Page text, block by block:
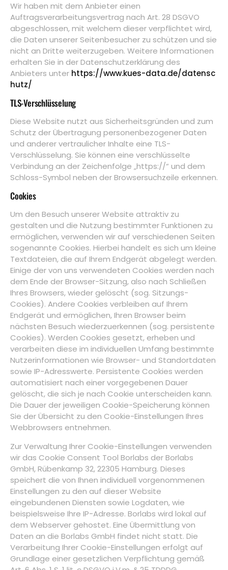
Wir haben mit dem Anbieter einen
Auftragsverarbeitungsvertrag nach Art. 28 DSGVO
abgeschlossen, mit welchem dieser verpflichtet wird,
die Daten unserer Seitenbesucher zu schützen und sie
nicht an Dritte weiterzugeben. Weitere Informationen
erhalten Sie in der Datenschutzerklärung des
Anbieters unter https://www.kues-data.de/datensc
hutz/
TLS-Verschlüsselung
Diese Website nutzt aus Sicherheitsgründen und zum
Schutz der Übertragung personenbezogener Daten
und anderer vertraulicher Inhalte eine TLS-
Verschlüsselung. Sie können eine verschlüsselte
Verbindung an der Zeichenfolge „https://“ und dem
Schloss-Symbol neben der Browsersuchzeile erkennen.
Cookies
Um den Besuch unserer Website attraktiv zu
gestalten und die Nutzung bestimmter Funktionen zu
ermöglichen, verwenden wir auf verschiedenen Seiten
sogenannte Cookies. Hierbei handelt es sich um kleine
Textdateien, die auf Ihrem Endgerät abgelegt werden.
Einige der von uns verwendeten Cookies werden nach
dem Ende der Browser-Sitzung, also nach Schließen
Ihres Browsers, wieder gelöscht (sog. Sitzungs-
Cookies). Andere Cookies verbleiben auf Ihrem
Endgerät und ermöglichen, Ihren Browser beim
nächsten Besuch wiederzuerkennen (sog. persistente
Cookies). Werden Cookies gesetzt, erheben und
verarbeiten diese im individuellen Umfang bestimmte
Nutzerinformationen wie Browser- und Standortdaten
sowie IP-Adresswerte. Persistente Cookies werden
automatisiert nach einer vorgegebenen Dauer
gelöscht, die sich je nach Cookie unterscheiden kann.
Die Dauer der jeweiligen Cookie-Speicherung können
Sie der Übersicht zu den Cookie-Einstellungen Ihres
Webbrowsers entnehmen.
Zur Verwaltung Ihrer Cookie-Einstellungen verwenden
wir das Cookie Consent Tool Borlabs der Borlabs
GmbH, Rübenkamp 32, 22305 Hamburg. Dieses
speichert die von Ihnen individuell vorgenommenen
Einstellungen zu den auf dieser Website
eingebundenen Diensten sowie Logdaten, wie
beispielsweise Ihre IP-Adresse. Borlabs wird lokal auf
dem Webserver gehostet. Eine Übermittlung von
Daten an die Borlabs GmbH findet nicht statt. Die
Verarbeitung Ihrer Cookie-Einstellungen erfolgt auf
Grundlage einer gesetzlichen Verpflichtung gemäß